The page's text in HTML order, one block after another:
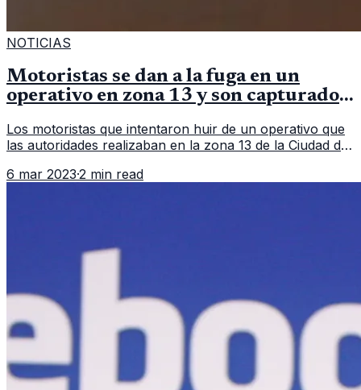
NOTICIAS
Motoristas se dan a la fuga en un
operativo en zona 13 y son capturados
Los motoristas que intentaron huir de un operativo que
las autoridades realizaban en la zona 13 de la Ciudad de
película, un grupo d
6 mar 2023·2 min read